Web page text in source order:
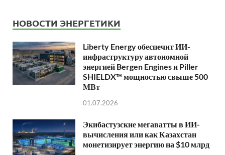
НОВОСТИ ЭНЕРГЕТИКИ
Liberty Energy обеспечит ИИ-
инфраструктуру автономной
энергией Bergen Engines и Piller
SHIELDX™ мощностью свыше 500
МВт
01.07.2026
Экибастузские мегаватты в ИИ-
вычисления или как Казахстан
монетизирует энергию на $10 млрд